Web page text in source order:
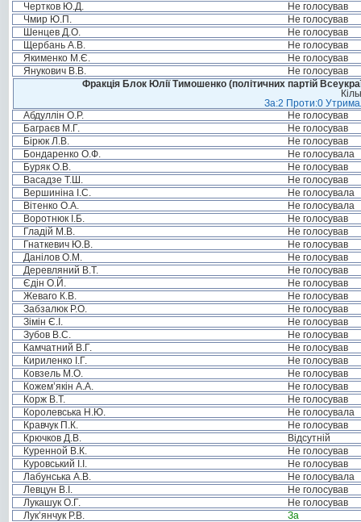
Чертков Ю.Д.
Не голосував
Чмир Ю.П.
Не голосував
Шенцев Д.О.
Не голосував
Щербань А.В.
Не голосував
Якименко М.Є.
Не голосував
Янукович В.В.
Не голосував
Фракція Блок Юлії Тимошенко (політичних партій
За:2 Проти:0
Абдуллін О.Р.
Не голосував
Баграєв М.Г.
Не голосував
Бірюк Л.В.
Не голосував
Бондаренко О.Ф.
Не голосувала
Буряк О.В.
Не голосував
Васадзе Т.Ш.
Не голосував
Вершиніна І.С.
Не голосувала
Вітенко О.А.
Не голосувала
Воротнюк І.Б.
Не голосував
Гладій М.В.
Не голосував
Гнаткевич Ю.В.
Не голосував
Данілов О.М.
Не голосував
Деревляний В.Т.
Не голосував
Єдін О.Й.
Не голосував
Жеваго К.В.
Не голосував
Забзалюк Р.О.
Не голосував
Зімін Є.І.
Не голосував
Зубов В.С.
Не голосував
Камчатний В.Г.
Не голосував
Кириленко І.Г.
Не голосував
Ковзель М.О.
Не голосував
Кожем’якін А.А.
Не голосував
Корж В.Т.
Не голосував
Королевська Н.Ю.
Не голосувала
Кравчук П.К.
Не голосував
Крючков Д.В.
Відсутній
Куренной В.К.
Не голосував
Куровський І.І.
Не голосував
Лабунська А.В.
Не голосувала
Левцун В.І.
Не голосував
Лукашук О.Г.
Не голосував
Лук’янчук Р.В.
За